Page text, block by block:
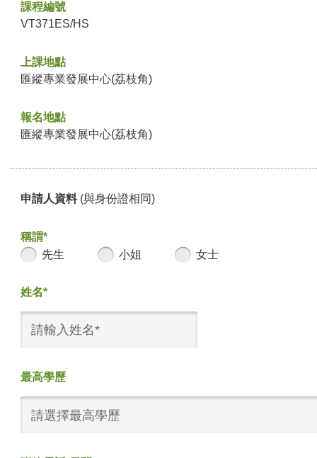
課程編號
VT371ES/HS
上課地點
匯縱專業發展中心(荔枝角)
報名地點
匯縱專業發展中心(荔枝角)
申請人資料 (與身份證相同)
稱謂*
先生
小姐 女士
姓名*
最高學歷
請選擇最高學歷